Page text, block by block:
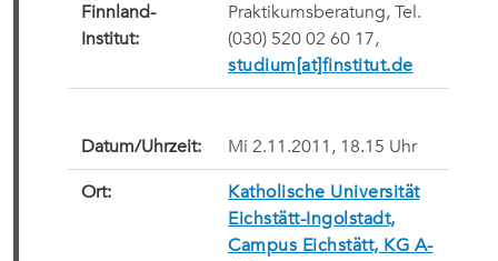
Finnland-
Institut:
Praktikumsberatung, Tel.
(030) 520 02 60 17,
studium[at]finstitut.de
Datum/Uhrzeit: Mi 2.11.2011, 18.15 Uhr
Ort:
Katholische Universität
Eichstätt-Ingolstadt,
Campus Eichstätt, KG A-